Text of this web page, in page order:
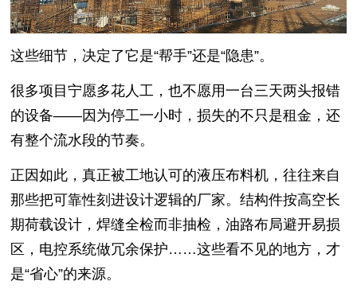
这些细节，决定了它是“帮手”还是“隐患”。
很多项目宁愿多花人工，也不愿用一台三天两头报错
的设备——因为停工一小时，损失的不只是租金，还
有整个流水段的节奏。
正因如此，真正被工地认可的液压布料机，往往来自
那些把可靠性刻进设计逻辑的厂家。结构件按高空长
期荷载设计，焊缝全检而非抽检，油路布局避开易损
区，电控系统做冗余保护……这些看不见的地方，才
是“省心”的来源。